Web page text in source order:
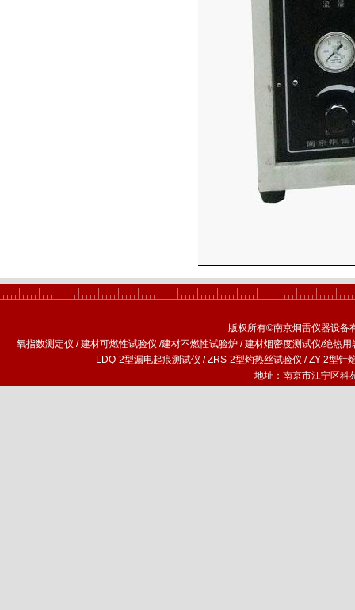
版权所有©南京炯雷仪器设备
氧指数测定仪 /建材可燃性试验仪 /建材不燃性试验炉 /建材烟密度测试仪/绝热用
LDQ-2型漏电起痕测试仪 /ZRS-2型灼热丝试验仪 /ZY-2型针
地址：南京市江宁区科